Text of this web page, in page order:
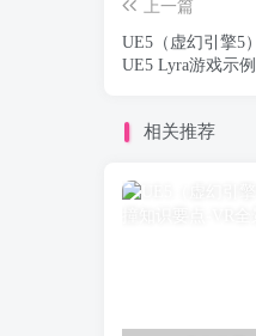
上一篇
UE5（虚幻引擎5
UE5 Lyra游戏示
相关推荐